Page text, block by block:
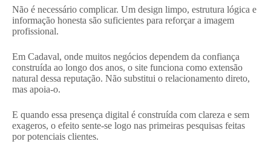
Não é necessário complicar. Um design limpo, estrutura lógica e
informação honesta são suficientes para reforçar a imagem
profissional.
Em Cadaval, onde muitos negócios dependem da confiança
construída ao longo dos anos, o site funciona como extensão
natural dessa reputação. Não substitui o relacionamento direto,
mas apoia-o.
E quando essa presença digital é construída com clareza e sem
exageros, o efeito sente-se logo nas primeiras pesquisas feitas
por potenciais clientes.